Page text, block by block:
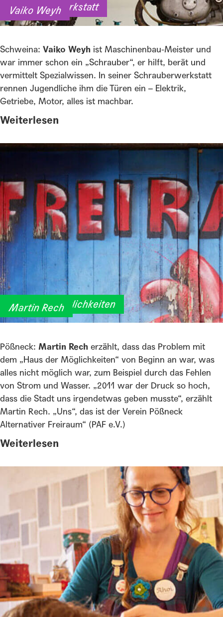
Vaiko Weyh
Schrauberwerkstatt
Schweina: Vaiko Weyh ist Maschinenbau-Meister und
war immer schon ein „Schrauber“, er hilft, berät und
vermittelt Spezialwissen. In seiner Schrauberwerkstatt
rennen Jugendliche ihm die Türen ein – Elektrik,
Getriebe, Motor, alles ist machbar.
Weiterlesen
Martin Rech
Haus der Möglichkeiten
Pößneck: Martin Rech erzählt, dass das Problem mit
dem „Haus der Möglichkeiten“ von Beginn an war, was
alles nicht möglich war, zum Beispiel durch das Fehlen
von Strom und Wasser. „2011 war der Druck so hoch,
dass die Stadt uns irgendetwas geben musste“, erzählt
Martin Rech. „Uns“, das ist der Verein Pößneck
Alternativer Freiraum“ (PAF e.V.)
Weiterlesen